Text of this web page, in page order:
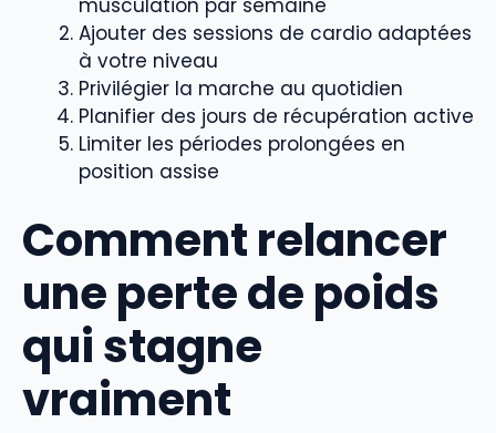
musculation par semaine
Ajouter des sessions de cardio adaptées
à votre niveau
Privilégier la marche au quotidien
Planifier des jours de récupération active
Limiter les périodes prolongées en
position assise
Comment relancer
une perte de poids
qui stagne
vraiment